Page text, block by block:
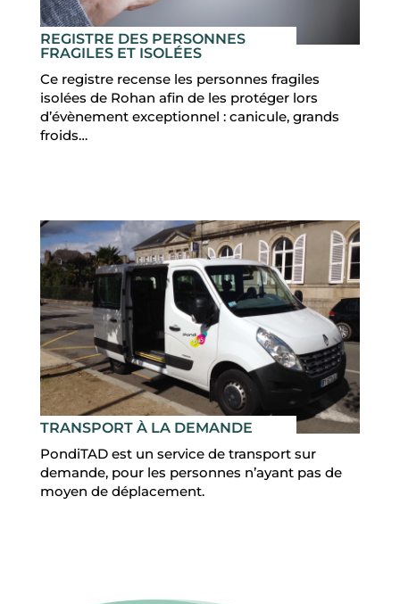
REGISTRE DES PERSONNES
FRAGILES ET ISOLÉES
Ce registre recense les personnes fragiles
isolées de Rohan afin de les protéger lors
d’évènement exceptionnel : canicule, grands
froids…
TRANSPORT À LA DEMANDE
PondiTAD est un service de transport sur
demande, pour les personnes n’ayant pas de
moyen de déplacement.